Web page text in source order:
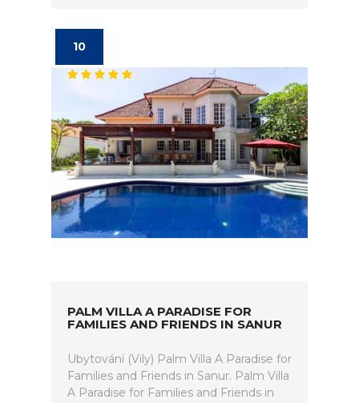
10
PALM VILLA A PARADISE FOR
FAMILIES AND FRIENDS IN SANUR
Ubytování (Vily) Palm Villa A Paradise for
Families and Friends in Sanur. Palm Villa
A Paradise for Families and Friends in